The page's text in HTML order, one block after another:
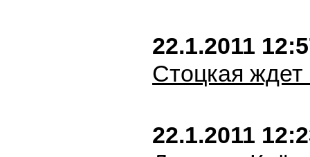
22.1.2011
Стоцкая ждет
22.1.2011